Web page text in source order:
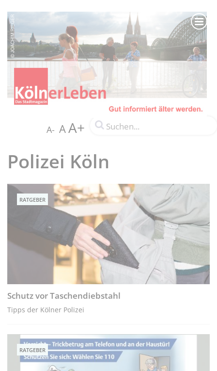
A- AA+
Polizei Köln
RATGEBER
Schutz vor Taschendiebstahl
Tipps der Kölner Polizei
RATGEBER